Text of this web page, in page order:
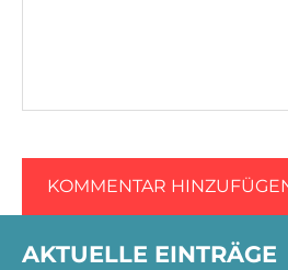
AKTUELLE EINTRÄGE